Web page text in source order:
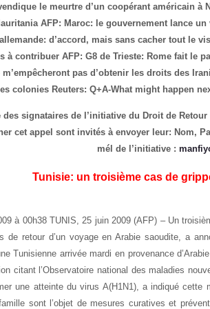
le meurtre d’un coopérant américain à
AFP: Maroc: le gouvernement lance
d’accord, mais sans cacher tout le
à contribuer AFP: G8 de Trieste: Rome fait le
m’empêcheront pas d’obtenir les droits des
colonies Reuters: Q+A-What might happen
des signataires de l’initiative du Droit de Retour
cet appel sont invités à envoyer leur: Nom,
mél de l’initiative :
Tunisie: un troisième cas de
à 00h38 TUNIS, 25 juin 2009 (AFP) – Un
de retour d’un voyage en Arabie saoudite, a
Tunisienne arrivée mardi en provenance
citant l’Observatoire national des maladies
une atteinte du virus A(H1N1), a indiqué
sont l’objet de mesures curatives et